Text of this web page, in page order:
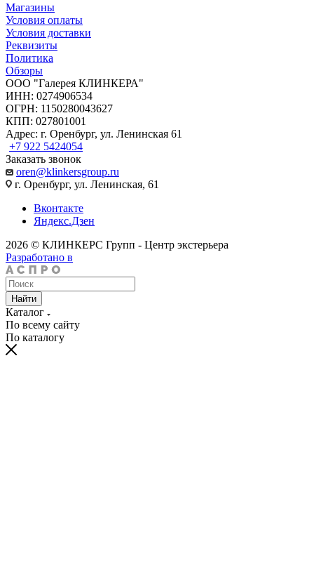
Магазины
Условия оплаты
Условия доставки
Реквизиты
Политика
Обзоры
ООО "Галерея КЛИНКЕРА"
ИНН: 0274906534
ОГРН: 1150280043627
КПП: 027801001
Адрес: г. Оренбург, ул. Ленинская 61
+7 922 5424054
Заказать звонок
oren@klinkersgroup.ru
г. Оренбург, ул. Ленинская, 61
Вконтакте
Яндекс.Дзен
2026 © КЛИНКЕРС Групп - Центр экстерьера
Разработано в
Найти
Каталог
По всему сайту
По каталогу